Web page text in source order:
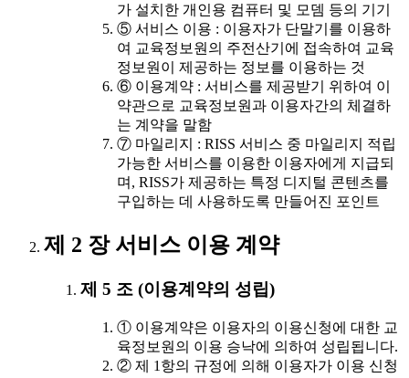
가 설치한 개인용 컴퓨터 및 모뎀 등의 기기
⑤ 서비스 이용 : 이용자가 단말기를 이용하
여 교육정보원의 주전산기에 접속하여 교육
정보원이 제공하는 정보를 이용하는 것
⑥ 이용계약 : 서비스를 제공받기 위하여 이
약관으로 교육정보원과 이용자간의 체결하
는 계약을 말함
⑦ 마일리지 : RISS 서비스 중 마일리지 적립
가능한 서비스를 이용한 이용자에게 지급되
며, RISS가 제공하는 특정 디지털 콘텐츠를
구입하는 데 사용하도록 만들어진 포인트
제 2 장 서비스 이용 계약
제 5 조 (이용계약의 성립)
① 이용계약은 이용자의 이용신청에 대한 교
육정보원의 이용 승낙에 의하여 성립됩니다.
② 제 1항의 규정에 의해 이용자가 이용 신청